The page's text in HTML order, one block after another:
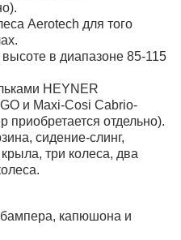
Aerotech для того
высоте в диапазоне 85-115
HEYNER
и Maxi-Cosi Cabrio-
приобретается отдельно).
сидение-слинг,
три колеса, два
капюшона и